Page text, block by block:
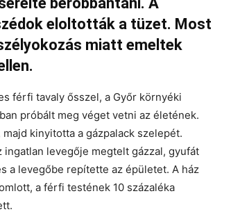
eloltották a tüzet. Most
miatt emeltek
férfi tavaly ősszel, a Győr környéki
próbált meg véget vetni az életének.
majd kinyitotta a gázpalack szelepét.
ingatlan levegője megtelt gázzal, gyufát
a levegőbe repítette az épületet. A ház
a férfi testének 10 százaléka